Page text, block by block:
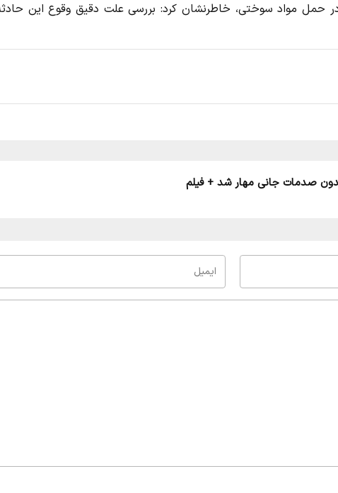
در حمل مواد سوختی، خاطرنشان کرد: بررسی علت دقیق وقوع این
صدمات جانی مهار شد + فیلم